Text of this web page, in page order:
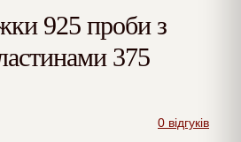
925 проби з
375
0 відгуків